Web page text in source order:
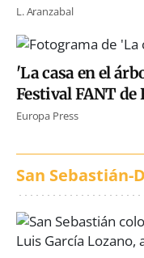
L. Aranzabal
'La casa en el
Festival FANT de
Europa Press
San Sebastián-